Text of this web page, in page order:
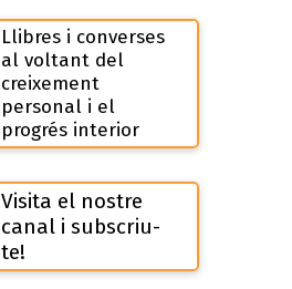
Llibres i converses
al voltant del
creixement
personal i el
progrés interior
Visita el nostre
canal i subscriu-
te!